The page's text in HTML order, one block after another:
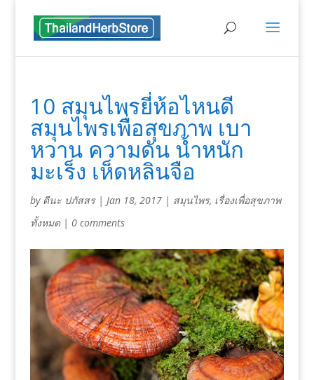
10 สมุนไพรยี่ห้อไหนดี
สมุนไพรเพื่อสุขภาพ เบา
หวาน ความดัน น้ำหนัก
มะเร็ง เห็ดหลินจือ
by ดีนะ ปภัสสร| Jan 18, 2017| สมุนไพร, เรื่องเพื่อสุขภาพ
ทั้งหมด| 0 comments